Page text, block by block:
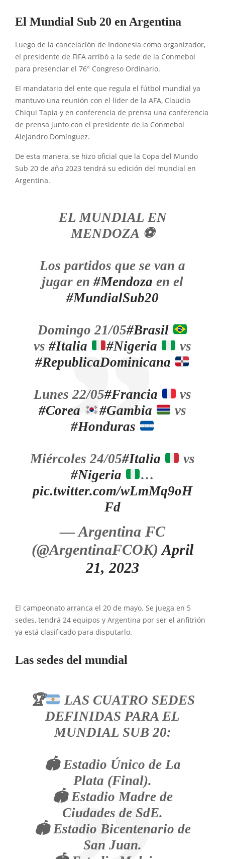
El Mundial Sub 20 en Argentina
Luego de la cancelación de Indonesia como organizador,
el presidente de FIFA arribó a la sede de la Conmebol
para presenciar el 76° Congreso Ordinario.
El mandatario del ente que regula el fútbol mundial ya
mantuvo una reunión con el líder de la AFA, Claudio
Chiqui Tapia y en conferencia de prensa una conferencia
de prensa junto con el presidente de la Conmebol
Alejandro Domínguez.
De esta manera, se hizo oficial que la Copa del Mundo
Sub 20 de año 2023 tendrá su edición del mundial en
Argentina.
EL MUNDIAL EN
MENDOZA ⚽️
Los partidos que se van a
jugar en #Mendoza en el
#MundialSub20
Domingo 21/05#Brasil
vs#Italia #Nigeria
vs
#RepublicaDominicana
Lunes 22/05#Francia
vs
#Corea
#Gambia
vs
#Honduras
Miércoles 24/05#Italia
vs
#Nigeria
…
pic.twitter.com/wLmMq9oH
Fd
— Argentina FC
(@ArgentinaFCOK)April
21, 2023
El campeonato arranca el 20 de mayo. Se juega en 5
sedes, tendrá 24 equipos y Argentina por ser el anfitrión
ya está clasificado para disputarlo.
Las sedes del mundial
🏆
LAS CUATRO SEDES
DEFINIDAS PARA EL
MUNDIAL SUB 20:
🏟️ Estadio Único de La
Plata (Final).
🏟️ Estadio Madre de
Ciudades de SdE.
🏟️ Estadio Bicentenario de
San Juan.